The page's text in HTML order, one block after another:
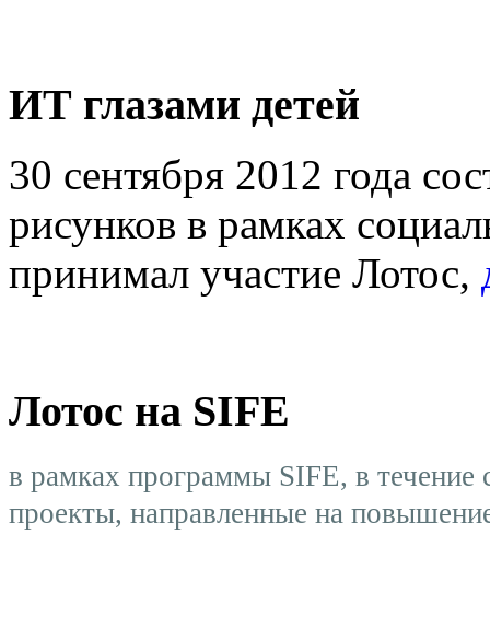
ИТ глазами детей
30 сентября 2012 года
рисунков в рамках
принимал участие Лотос,
Лотос на SIFE
в рамках программы SIFE, в течение
проекты, направленные на